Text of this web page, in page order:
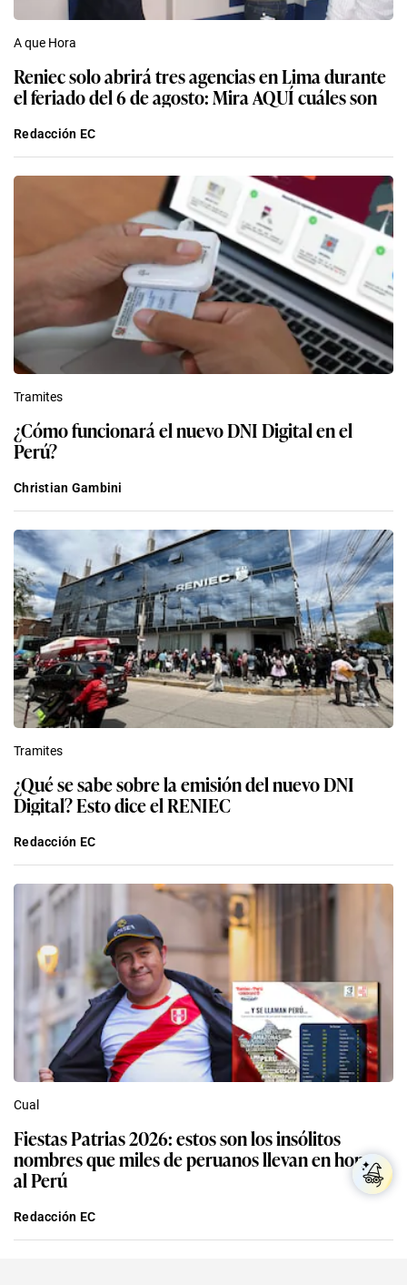
A que Hora
Reniec solo abrirá tres agencias en Lima durante
el feriado del 6 de agosto: Mira AQUÍ cuáles son
Redacción EC
Tramites
¿Cómo funcionará el nuevo DNI Digital en el
Perú?
Christian Gambini
Tramites
¿Qué se sabe sobre la emisión del nuevo DNI
Digital? Esto dice el RENIEC
Redacción EC
Cual
Fiestas Patrias 2026: estos son los insólitos
nombres que miles de peruanos llevan en honor
al Perú
Redacción EC